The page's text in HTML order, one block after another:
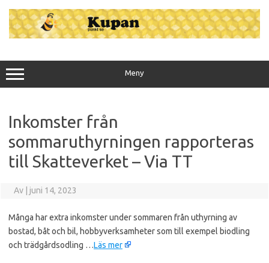
innehåll
Meny
Inkomster från
sommaruthyrningen rapporteras
till Skatteverket – Via TT
Av juni 14, 2023
Många har extra inkomster under sommaren från uthyrning av
bostad, båt och bil, hobbyverksamheter som till exempel biodling
och trädgårdsodling …Läs mer